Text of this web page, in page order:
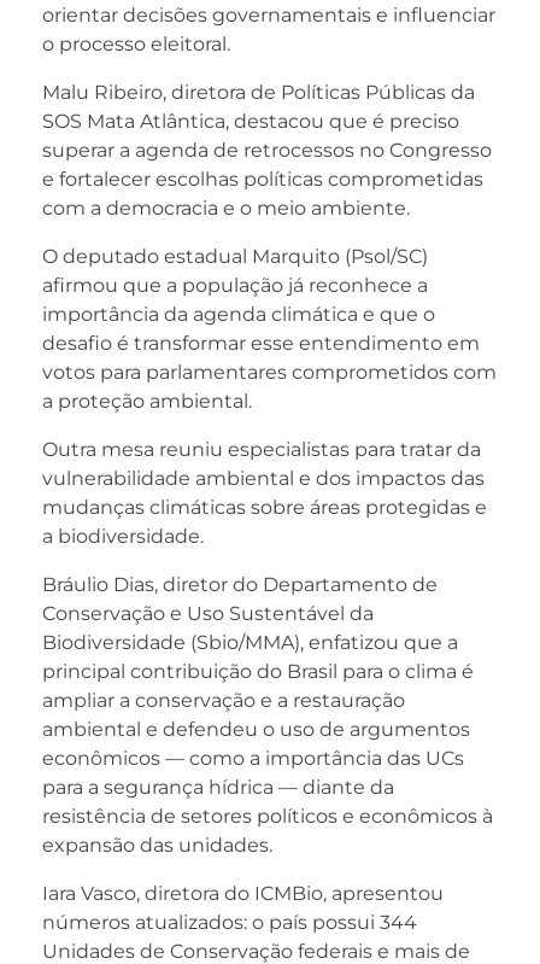
orientar decisões governamentais e influenciar
o processo eleitoral.
Malu Ribeiro, diretora de Políticas Públicas da
SOS Mata Atlântica, destacou que é preciso
superar a agenda de retrocessos no Congresso
e fortalecer escolhas políticas comprometidas
com a democracia e o meio ambiente.
O deputado estadual Marquito (Psol/SC)
afirmou que a população já reconhece a
importância da agenda climática e que o
desafio é transformar esse entendimento em
votos para parlamentares comprometidos com
a proteção ambiental.
Outra mesa reuniu especialistas para tratar da
vulnerabilidade ambiental e dos impactos das
mudanças climáticas sobre áreas protegidas e
a biodiversidade.
Bráulio Dias, diretor do Departamento de
Conservação e Uso Sustentável da
Biodiversidade (Sbio/MMA), enfatizou que a
principal contribuição do Brasil para o clima é
ampliar a conservação e a restauração
ambiental e defendeu o uso de argumentos
econômicos — como a importância das UCs
para a segurança hídrica — diante da
resistência de setores políticos e econômicos à
expansão das unidades.
Iara Vasco, diretora do ICMBio, apresentou
números atualizados: o país possui 344
Unidades de Conservação federais e mais de